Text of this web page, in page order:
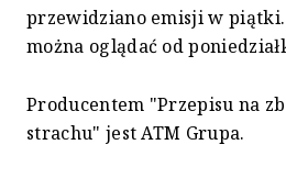
przewidziano emisji w
można oglądać od
Producentem "Przepisu na
strachu" jest ATM Grupa.